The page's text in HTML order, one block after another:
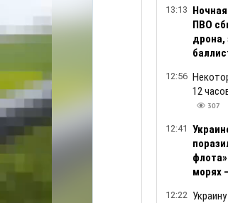
13:13
ПВО
дрона,
12:56
12
307
12:41
морях
12:22